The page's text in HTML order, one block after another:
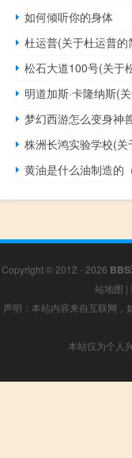
如何倾听你的身体
杜运普(关于杜运普的
松石大道100号(关于
明道加斯·卡隆纳斯(
梦幻西游怎么变身神
株洲长鸿实验学校(
黄油是什么油制造的
Copyright © 2012 - 2026
站地图 |
声明：本站内容来自互联网
本站仅为个人